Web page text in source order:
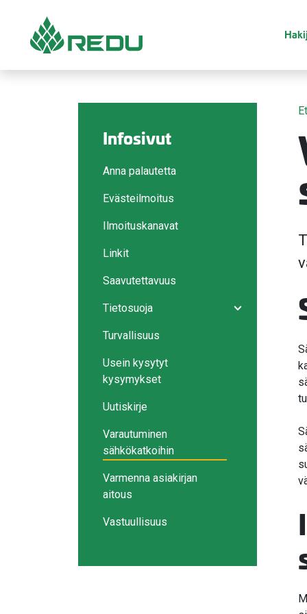
Infosivut
Anna palautetta
Evästeilmoitus
Ilmoituskanavat
Linkit
Saavutettavuus
Avaa/sulje
Tietosuoja
Turvallisuus
Usein kysytyt
kysymykset
Uutiskirje
Varautuminen
sähkökatkoihin
Varmenna asiakirjan
aitous
Vastuullisuus